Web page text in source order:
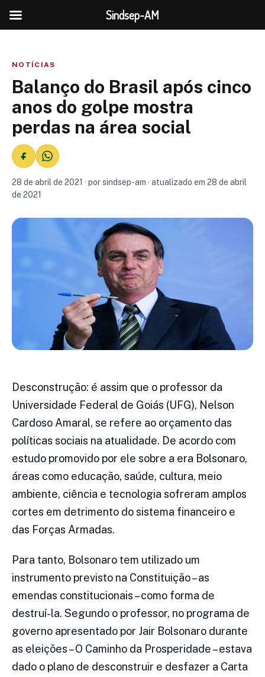
NOTÍCIAS
Balanço do Brasil após cinco
anos do golpe mostra
perdas na área social
28 de abril de 2021 · por sindsep-am · atualizado em 28 de abril
de 2021
Desconstrução: é assim que o professor da
Universidade Federal de Goiás (UFG), Nelson
Cardoso Amaral, se refere ao orçamento das
políticas sociais na atualidade. De acordo com
estudo promovido por ele sobre a era Bolsonaro,
áreas como educação, saúde, cultura, meio
ambiente, ciência e tecnologia sofreram amplos
cortes em detrimento do sistema financeiro e
das Forças Armadas.
Para tanto, Bolsonaro tem utilizado um
instrumento previsto na Constituição – as
emendas constitucionais – como forma de
destruí-la. Segundo o professor, no programa de
governo apresentado por Jair Bolsonaro durante
as eleições – O Caminho da Prosperidade – estava
dado o plano de desconstruir e desfazer a Carta
Sindsep-AM